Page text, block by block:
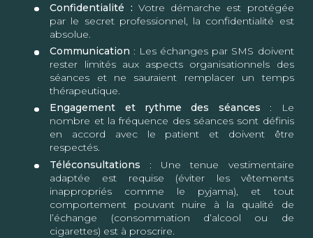
Confidentialité : Votre démarche est protégée
par le secret professionnel, la confidentialité est
absolue.
Communication : Les échanges par SMS doivent
rester limités aux aspects organisationnels des
séances et ne sauraient remplacer un temps
thérapeutique.
Engagement et rythme des séances : Le
nombre et la fréquence des séances sont définis
en accord avec le patient et doivent être
respectés.
Téléconsultations : Une tenue vestimentaire
adaptée est requise (éviter les vêtements
inappropriés comme le pyjama), et tout
comportement pouvant nuire à la qualité de
l’échange (consommation d’alcool ou de
cigarettes) est à proscrire.